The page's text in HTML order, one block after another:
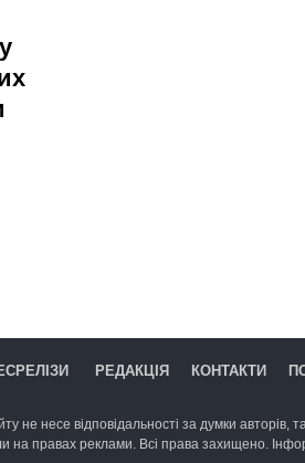
РЕДАКЦІЯ КОНТАКТИ
не несе відповідальності за думки авторів,
на правах реклами. Всі права захищено.